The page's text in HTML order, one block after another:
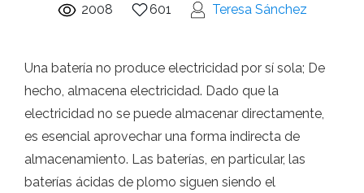
2008 601 Teresa Sánchez
Una batería no produce electricidad por sí sola; De
hecho, almacena electricidad. Dado que la
electricidad no se puede almacenar directamente,
es esencial aprovechar una forma indirecta de
almacenamiento. Las baterías, en particular, las
baterías ácidas de plomo siguen siendo el